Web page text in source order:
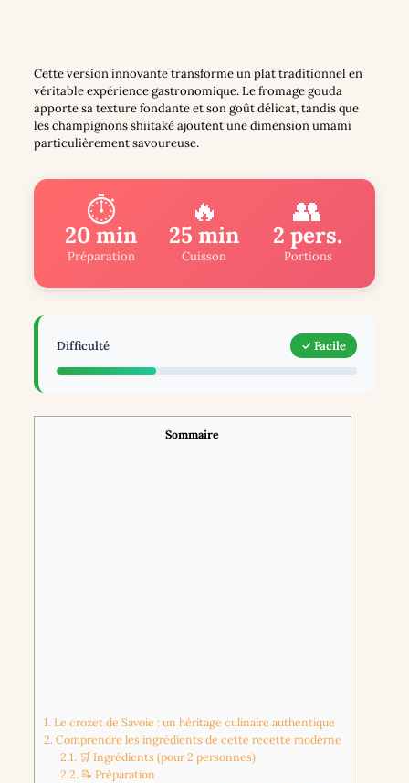
Cette version innovante transforme un plat traditionnel en
véritable expérience gastronomique. Le fromage gouda
apporte sa texture fondante et son goût délicat, tandis que
les champignons shiitaké ajoutent une dimension umami
particulièrement savoureuse.
⏱️
20 min
Préparation
🔥
25 min
Cuisson
👥
2 pers.
Portions
Difficulté ✓ Facile
Sommaire
1. Le crozet de Savoie : un héritage culinaire authentique
2. Comprendre les ingrédients de cette recette moderne
2.1. 🛒 Ingrédients (pour 2 personnes)
2.2. 📝 Préparation